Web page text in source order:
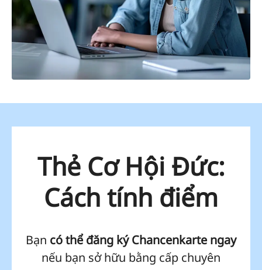
Thẻ Cơ Hội Đức:
Cách tính điểm
Bạn có thể đăng ký Chancenkarte ngay
nếu bạn sở hữu bằng cấp chuyên